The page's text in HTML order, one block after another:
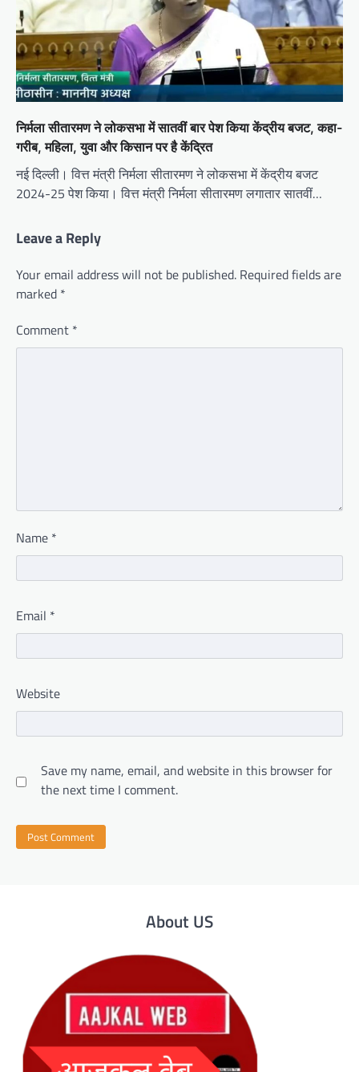
निर्मला सीतारमण ने लोकसभा में सातवीं बार पेश किया केंद्रीय बजट, कहा-
गरीब, महिला, युवा और किसान पर है केंद्रित
नई दिल्ली। वित्त मंत्री निर्मला सीतारमण ने लोकसभा में केंद्रीय बजट
2024-25 पेश किया। वित्त मंत्री निर्मला सीतारमण लगातार सातवीं…
Leave a Reply
Your email address will not be published. Required fields are
marked *
Comment *
Name *
Email *
Website
Save my name, email, and website in this browser for
the next time I comment.
About US